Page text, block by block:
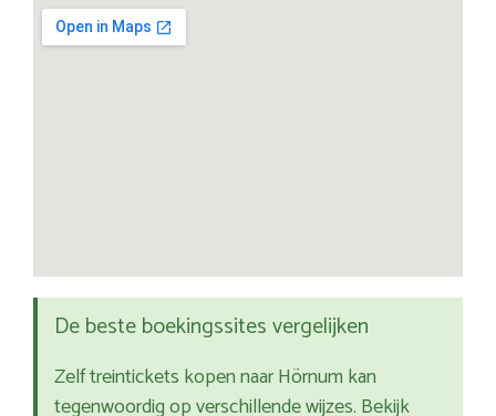
De beste boekingssites vergelijken
Zelf treintickets kopen naar Hörnum kan
tegenwoordig op verschillende wijzes. Bekijk